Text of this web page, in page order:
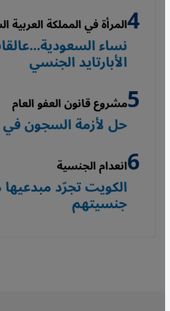
المرأة في المملكة العربية
نساء
الأبارتايد الجنسي
مشروع قانون العفو العام
حل لأزمة السجون في
انعدام الجنسية
الكويت تجرّد
جنسيتهم